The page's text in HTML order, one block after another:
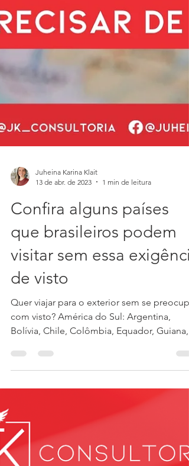
13 de abr. de 2023
1 min de leitura
Confira alguns países
que brasileiros podem
visitar sem essa
de visto
Quer viajar para o exterior sem se